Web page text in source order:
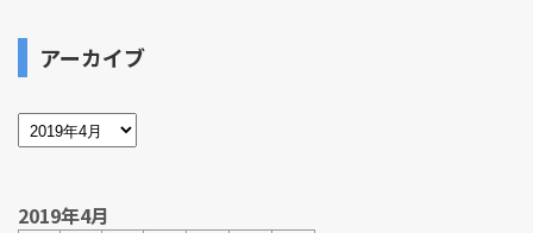
アーカイブ
2019年4月